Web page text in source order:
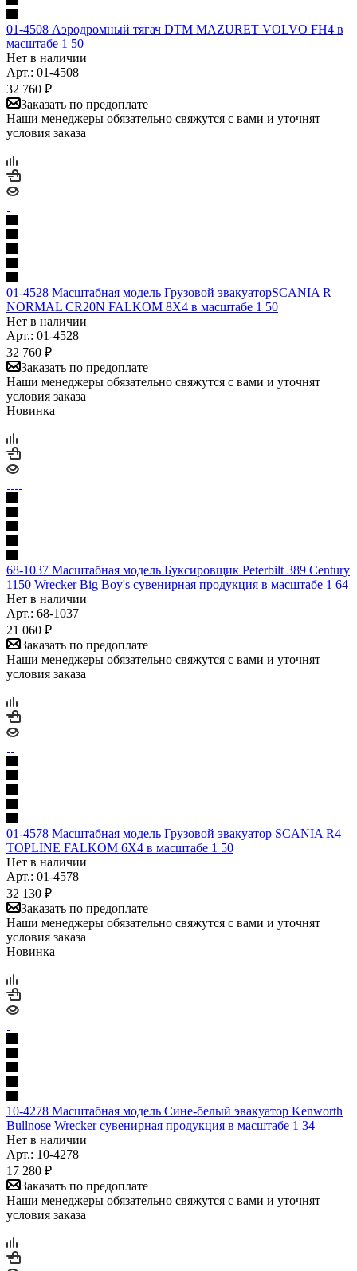
01-4508 Аэродромный тягач DTM MAZURET VOLVO FH4 в
масштабе 1 50
Нет в наличии
Арт.: 01-4508
32 760 ₽
Заказать по предоплате
Наши менеджеры обязательно свяжутся с вами и уточнят
условия заказа
01-4528 Масштабная модель Грузовой эвакуаторSCANIA R
NORMAL CR20N FALKOM 8X4 в масштабе 1 50
Нет в наличии
Арт.: 01-4528
32 760 ₽
Заказать по предоплате
Наши менеджеры обязательно свяжутся с вами и уточнят
условия заказа
Новинка
68-1037 Масштабная модель Буксировщик Peterbilt 389 Century
1150 Wrecker Big Boy's сувенирная продукция в масштабе 1 64
Нет в наличии
Арт.: 68-1037
21 060 ₽
Заказать по предоплате
Наши менеджеры обязательно свяжутся с вами и уточнят
условия заказа
01-4578 Масштабная модель Грузовой эвакуатор SCANIA R4
TOPLINE FALKOM 6X4 в масштабе 1 50
Нет в наличии
Арт.: 01-4578
32 130 ₽
Заказать по предоплате
Наши менеджеры обязательно свяжутся с вами и уточнят
условия заказа
Новинка
10-4278 Масштабная модель Сине-белый эвакуатор Kenworth
Bullnose Wrecker сувенирная продукция в масштабе 1 34
Нет в наличии
Арт.: 10-4278
17 280 ₽
Заказать по предоплате
Наши менеджеры обязательно свяжутся с вами и уточнят
условия заказа